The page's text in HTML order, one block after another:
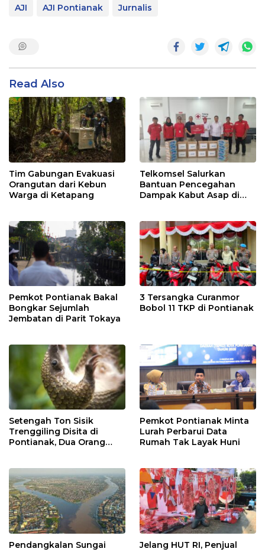
AJI AJI Pontianak Jurnalis
Read Also
Tim Gabungan Evakuasi
Orangutan dari Kebun
Warga di Ketapang
Telkomsel Salurkan
Bantuan Pencegahan
Dampak Kabut Asap di
Pemkot Pontianak Bakal
Bongkar Sejumlah
Jembatan di Parit Tokaya
3 Tersangka Curanmor
Bobol 11 TKP di Pontianak
Setengah Ton Sisik
Trenggiling Disita di
Pontianak, Dua Orang
Pemkot Pontianak Minta
Lurah Perbarui Data
Rumah Tak Layak Huni
Pendangkalan Sungai
Jelang HUT RI, Penjual